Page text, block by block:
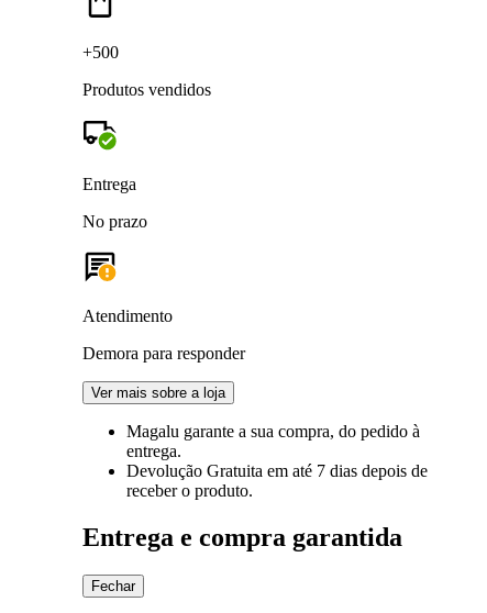
+500
Produtos vendidos
Entrega
No prazo
Atendimento
Demora para responder
Ver mais sobre a loja
Magalu garante a sua compra, do pedido à
entrega.
Devolução Gratuita em até 7 dias depois de
receber o produto.
Entrega e compra garantida
Fechar